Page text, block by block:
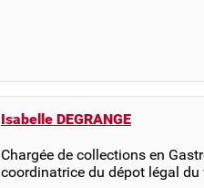
Isabelle DEGRANGE
Chargée de collections en
coordinatrice du dépot légal du